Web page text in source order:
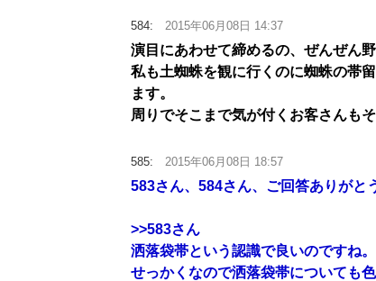
584: 2015年06月08日 14:37
演目にあわせて締めるの、ぜんぜん
私も土蜘蛛を観に行くのに蜘蛛の帯
ます。
周りでそこまで気が付くお客さんも
585: 2015年06月08日 18:57
583さん、584さん、ご回答ありがと
>>583さん
洒落袋帯という認識で良いのですね。
せっかくなので洒落袋帯についても